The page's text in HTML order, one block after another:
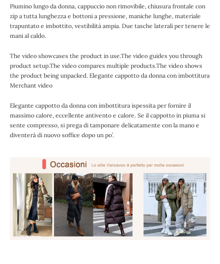
Piumino lungo da donna, cappuccio non rimovibile, chiusura frontale con
zip a tutta lunghezza e bottoni a pressione, maniche lunghe, materiale
trapuntato e imbottito, vestibilità ampia. Due tasche laterali per tenere le
mani al caldo.
The video showcases the product in use.The video guides you through
product setup.The video compares multiple products.The video shows
the product being unpacked. Elegante cappotto da donna con imbottitura
Merchant video
Elegante cappotto da donna con imbottitura ispessita per fornire il
massimo calore, eccellente antivento e calore. Se il cappotto in piuma si
sente compresso, si prega di tamponare delicatamente con la mano e
diventerà di nuovo soffice dopo un po’.